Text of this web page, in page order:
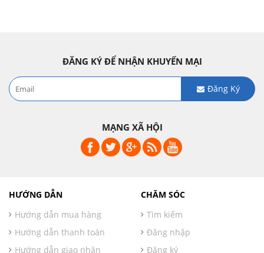
ĐĂNG KÝ ĐỂ NHẬN KHUYẾN MẠI
Đăng Ký
MẠNG XÃ HỘI
HƯỚNG DẪN
Hướng dẫn mua hàng
Hướng dẫn thanh toán
Hướng dẫn giao nhận
CHĂM SÓC
Tìm kiếm
Đăng nhập
Đăng ký